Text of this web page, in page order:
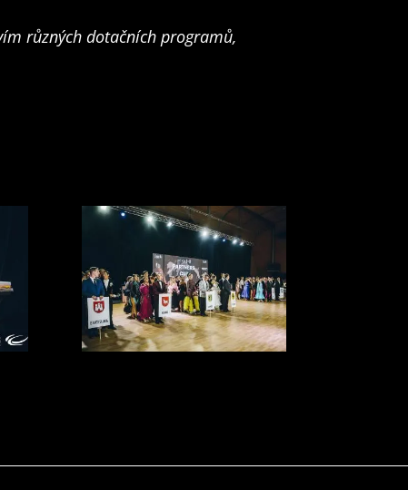
různých dotačních programů,